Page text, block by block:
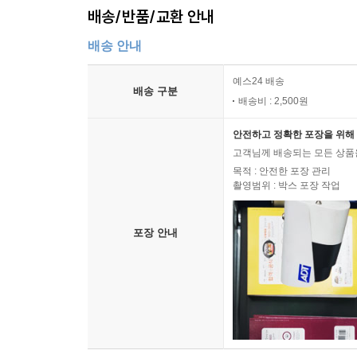
배송/반품/교환 안내
배송 안내
배송 구분
예스24 배송
배송비 : 2,500원
포장 안내
안전하고 정확한 포장을 위
고객님께 배송되는 모든 상
목적 : 안전한 포장 관리
촬영범위 : 박스 포장 작업